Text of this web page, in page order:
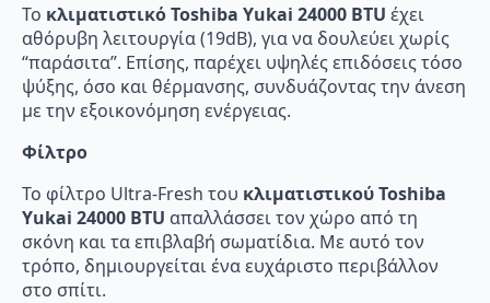
Το κλιματιστικό Toshiba Yukai 24000 BTU έχει
αθόρυβη λειτουργία (19dB), για να δουλεύει χωρίς
“παράσιτα”. Επίσης, παρέχει υψηλές επιδόσεις τόσο
ψύξης, όσο και θέρμανσης, συνδυάζοντας την άνεση
με την εξοικονόμηση ενέργειας.
Φίλτρο
Το φίλτρο Ultra-Fresh του κλιματιστικού Toshiba
Yukai 24000 BTU απαλλάσσει τον χώρο από τη
σκόνη και τα επιβλαβή σωματίδια. Με αυτό τον
τρόπο, δημιουργείται ένα ευχάριστο περιβάλλον
στο σπίτι.